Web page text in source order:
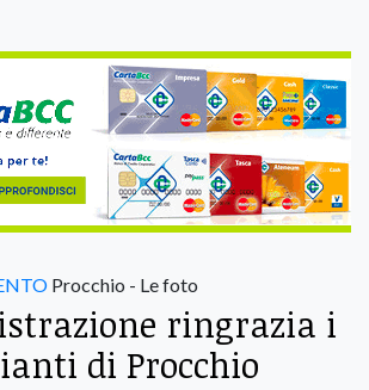
Procchio - Le foto
ringrazia i
di Procchio